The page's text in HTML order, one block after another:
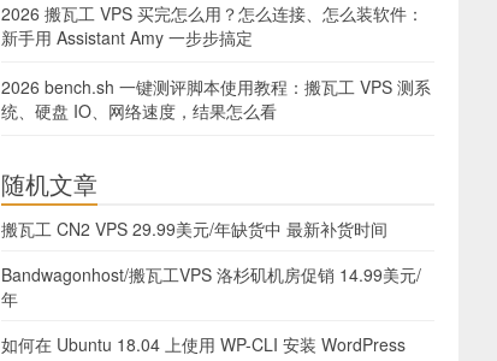
2026 搬瓦工 VPS 买完怎么用？怎么连接、怎么装软件：
新手用 Assistant Amy 一步步搞定
2026 bench.sh 一键测评脚本使用教程：搬瓦工 VPS 测系
统、硬盘 IO、网络速度，结果怎么看
随机文章
搬瓦工 CN2 VPS 29.99美元/年缺货中 最新补货时间
Bandwagonhost/搬瓦工VPS 洛杉矶机房促销 14.99美元/
年
如何在 Ubuntu 18.04 上使用 WP-CLI 安装 WordPress